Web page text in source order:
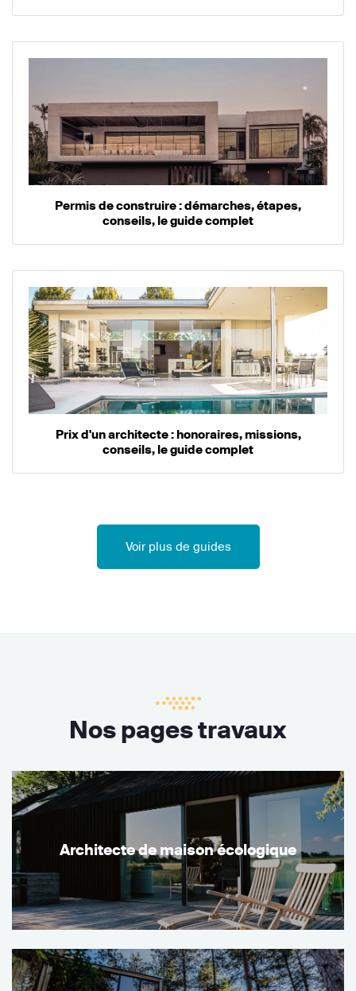
Permis de construire : démarches, étapes,
conseils, le guide complet
Prix d'un architecte : honoraires, missions,
conseils, le guide complet
Voir plus de guides
Nos pages travaux
Architecte de maison écologique